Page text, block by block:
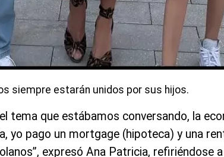
siempre estarán unidos por sus hijos.
tema que estábamos conversando, la
yo pago un mortgage (hipoteca) y una
expresó Ana Patricia, refiriéndose